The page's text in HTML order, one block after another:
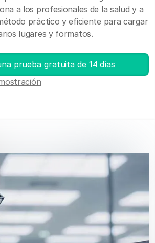
a los profesionales de la salud y a
práctico y eficiente para cargar
lugares y formatos.
prueba gratuita de 14 días